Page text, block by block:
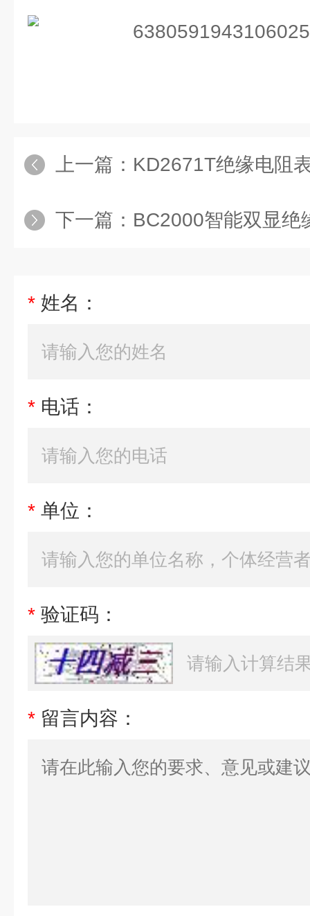
上一篇： KD2671T绝缘电阻
下一篇： BC2000智能双显绝
* 姓名：
* 电话：
* 单位：
* 验证码：
* 留言内容：